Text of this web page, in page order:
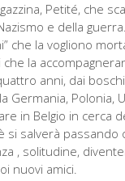
Petité, che
e della
che la vogliono
che la
anni, dai
Germania, Polonia,
in Belgio in cerca
si salverà passando
, solitudine,
nuovi amici.